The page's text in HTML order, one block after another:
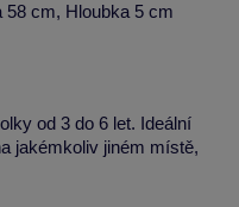
cm, Hloubka 5 cm
od 3 do 6 let. Ideální
jakémkoliv jiném místě,